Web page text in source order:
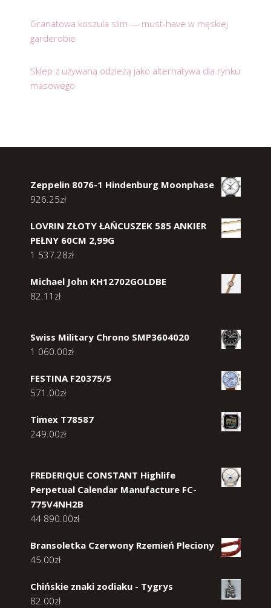
Granatowa koszula slim — must-have w męskiej
garderobie
Sklep z używaną odzieżą jako alternatywa dla rynku
masowego
Zeppelin 8076-1 Hindenburg Moonphase
926.25zł
LOVRIN ZŁOTY ŁAŃCUSZEK 585 ANKIER
PEŁNY 60CM 2,99G
1 537.28zł
Michael John KH12702GOLDBE
82.11 zł
Swiss Military Chrono SMP3604020
1 060.00zł
FESTINA F20375/5
571.00zł
Timex T78587
249.00zł
FREDERIQUE CONSTANT Highlife
Perpetual Calendar Manufacture FC-
775V4NH2B
44 890.00zł
Bransoletka Czerwony Rzemień Pleciony
45.00zł
Chińskie znaki zodiaku - Tygrys
82.00zł